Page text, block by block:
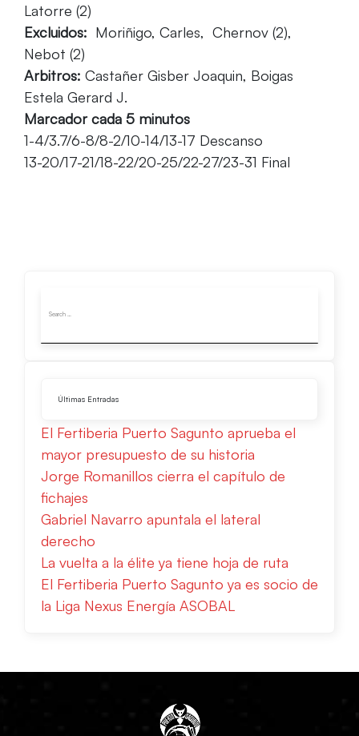
Latorre (2)
Excluidos: Moriñigo, Carles, Chernov (2),
Nebot (2)
Arbitros: Castañer Gisber Joaquin, Boigas
Estela Gerard J.
Marcador cada 5 minutos
1-4/3.7/6-8/8-2/10-14/13-17 Descanso
13-20/17-21/18-22/20-25/22-27/23-31 Final
Últimas Entradas
El Fertiberia Puerto Sagunto aprueba el
mayor presupuesto de su historia
Jorge Romanillos cierra el capítulo de
fichajes
Gabriel Navarro apuntala el lateral
derecho
La vuelta a la élite ya tiene hoja de ruta
El Fertiberia Puerto Sagunto ya es socio de
la Liga Nexus Energía ASOBAL